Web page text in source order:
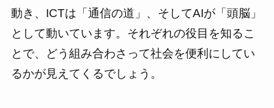
動き、ICTは「通信の道」、そしてAIが「頭脳」
として動いています。それぞれの役目を知るこ
とで、どう組み合わさって社会を便利にしてい
るかが見えてくるでしょう。